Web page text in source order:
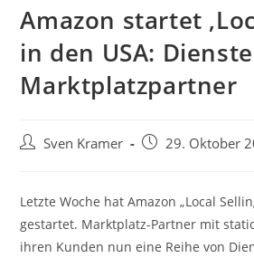
Amazon startet
in den USA:
Marktplatzpartner
Sven Kramer 29. Oktober
Letzte Woche hat Amazon „Local
gestartet. Marktplatz-Partner mit
ihren Kunden nun eine Reihe von